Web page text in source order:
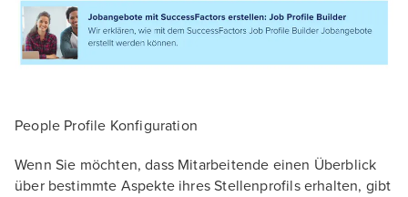
People Profile Konfiguration
Wenn Sie möchten, dass Mitarbeitende einen Überblick
über bestimmte Aspekte ihres Stellenprofils erhalten, gibt